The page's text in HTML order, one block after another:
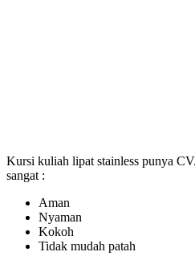
Kursi kuliah lipat stainless punya
sangat :
Aman
Nyaman
Kokoh
Tidak mudah patah